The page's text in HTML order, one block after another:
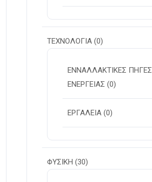
ΤΕΧΝΟΛΟΓΙΑ (0)
ΕΝΝΑΛΛΑΚΤΙΚΕΣ ΠΗΓΕΣ
ΕΝΕΡΓΕΙΑΣ (0)
ΕΡΓΑΛΕΙΑ (0)
ΦΥΣΙΚΗ (30)